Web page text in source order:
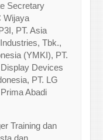
Secretary
Wijaya
PT. Asia
Tbk.,
(YMKI), PT.
Devices
PT. LG
Abadi
Training dan
dan